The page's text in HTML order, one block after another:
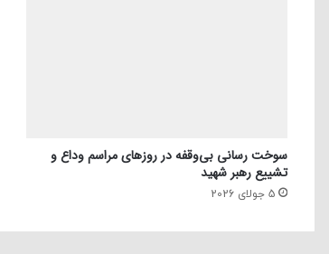
سوخت رسانی بی‌وقفه در روز‌های مراسم وداع و
تشییع رهبر شهید
5 جولای 2026